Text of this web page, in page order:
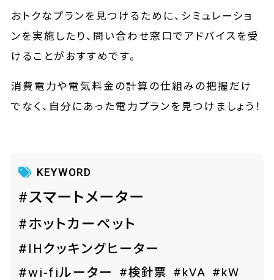
おトクなプランを見つけるために、シミュレーショ
ンを実施したり、問い合わせ窓口でアドバイスを受
けることがおすすめです。
消費電力や電気料金の計算の仕組みの把握だけ
でなく、自分にあった電力プランを見つけましょう！
KEYWORD
#スマートメーター
#ホットカーペット
#IHクッキングヒーター
#wi-fiルーター
#検針票 #kVA #kW